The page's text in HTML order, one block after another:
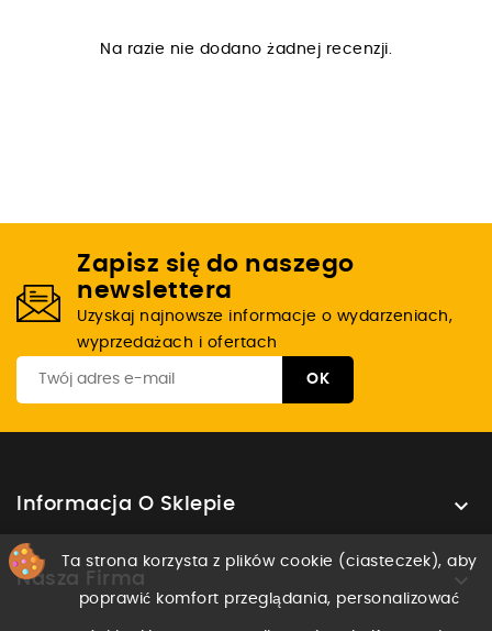
Na razie nie dodano żadnej recenzji.
Zapisz się do naszego
newslettera
Uzyskaj najnowsze informacje o wydarzeniach,
wyprzedażach i ofertach
Informacja O Sklepie 
Nasza Firma 
Ta strona korzysta z plików cookie (ciasteczek), aby
poprawić komfort przeglądania, personalizować